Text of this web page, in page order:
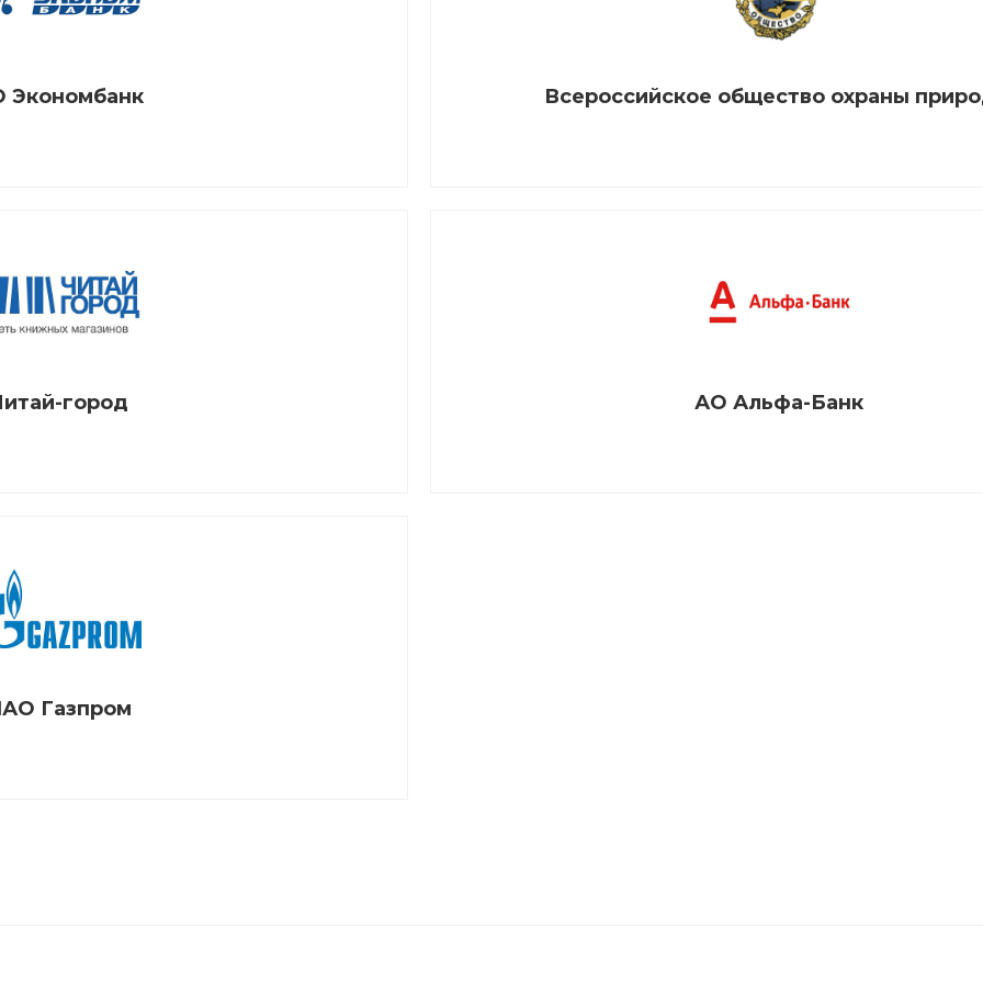
Экономбанк Всероссийское общество охраны
город АО Альфа-Банк
Газпром